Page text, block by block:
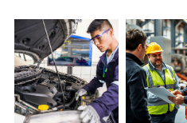
Auxiliar de Técnico
Auxiliar de tienda
Auxiliar en diseño